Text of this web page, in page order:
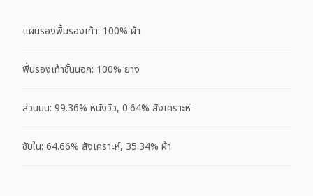
แผ่นรองพื้นรองเท้า: 100% ผ้า
พื้นรองเท้าชั้นนอก: 100% ยาง
ส่วนบน: 99.36% หนังวัว, 0.64% สังเคราะห์
ซับใน: 64.66% สังเคราะห์, 35.34% ผ้า